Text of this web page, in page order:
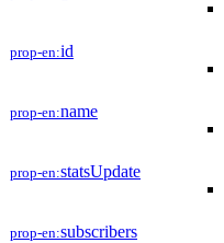
prop-en:id
prop-en:name
prop-en:statsUpdate
prop-en:subscribers